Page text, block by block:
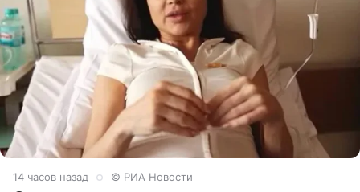
14 часов назад © РИА Новости